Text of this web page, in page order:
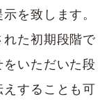
を致します。
れた初期段階で
いただいた段
することも可